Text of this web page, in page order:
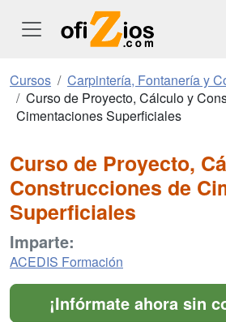
Cursos
Carpintería, Fontanería y
Curso de Proyecto, Cálculo y
Cimentaciones Superficiales
Curso de Proyecto,
Construcciones de
Superficiales
Imparte:
ACEDIS Formación
¡Infórmate ahora sin